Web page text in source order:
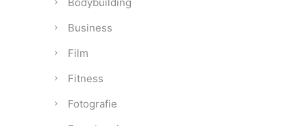
Business
Film
Fitness
Fotografie